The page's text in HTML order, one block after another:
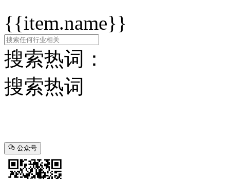
{{item.name}}
搜索热词：
搜索热词
公众号